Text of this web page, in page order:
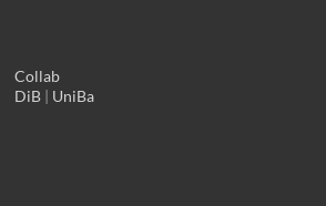
Collab
DiB | UniBa